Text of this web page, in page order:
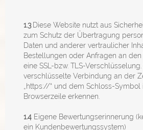
1.3Diese Website nutzt aus
zum Schutz der Übertragung
Daten und anderer vertraulicher
Bestellungen oder Anfragen an
eine SSL-bzw. TLS-
verschlüsselte Verbindung an der
„https://“ und dem Schloss-Symbol
Browserzeile erkennen.
1.4 Eigene Bewertungserinnerung
ein Kundenbewertungssystem)